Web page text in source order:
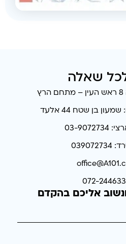
שאלה
בן שטח 44 אלעד
9072734
072-
אליכם בהקדם